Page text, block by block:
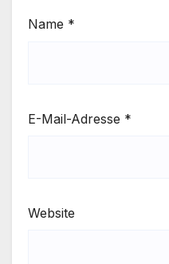
Name *
E-Mail-Adresse *
Website